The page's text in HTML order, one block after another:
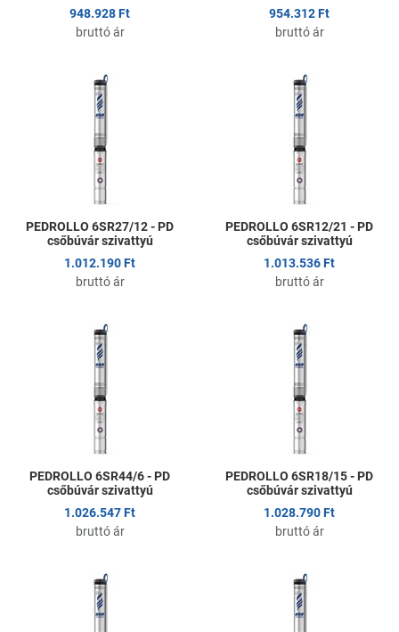
948.928 Ft
bruttó ár
954.312 Ft
bruttó ár
Kedvencekhez adom
PEDROLLO 6SR27/12 - PD
csőbúvár szivattyú
1.012.190 Ft
bruttó ár
PEDROLLO 6SR12/21 - PD
csőbúvár szivattyú
1.013.536 Ft
bruttó ár
Kedvencekhez adom
PEDROLLO 6SR44/6 - PD
csőbúvár szivattyú
1.026.547 Ft
bruttó ár
PEDROLLO 6SR18/15 - PD
csőbúvár szivattyú
1.028.790 Ft
bruttó ár
Kedvencekhez adom